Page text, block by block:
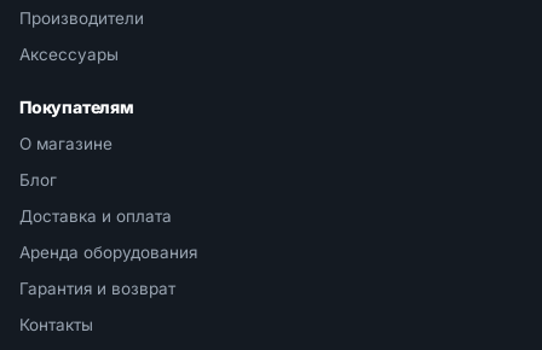
Производители
Аксессуары
Покупателям
О магазине
Блог
Доставка и оплата
Аренда оборудования
Гарантия и возврат
Контакты